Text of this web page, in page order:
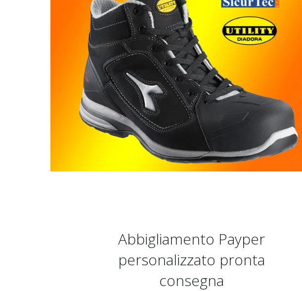
Abbigliamento Payper
personalizzato pronta
consegna